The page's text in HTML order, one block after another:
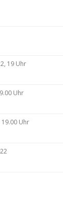
19 Uhr
Uhr
Uhr